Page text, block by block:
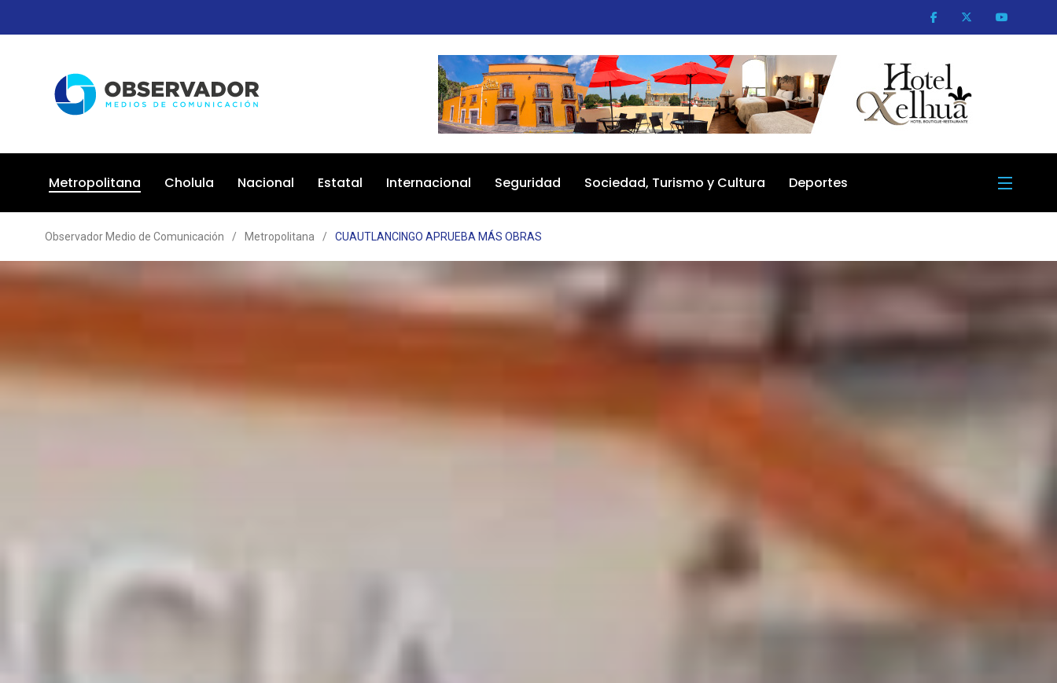
Metropolitana Cholula Nacional Estatal Internacional Seguridad Sociedad, Turismo y Cultura Deportes
Observador Medio de Comunicación / Metropolitana / CUAUTLANCINGO APRUEBA MÁS OBRAS